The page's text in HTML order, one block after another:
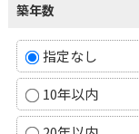
築年数
指定なし
10年以内